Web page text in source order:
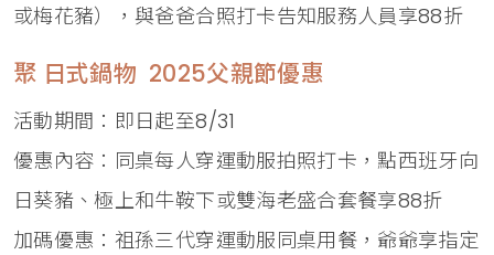
或梅花豬），與爸爸合照打卡告知服務人員享88折
聚 日式鍋物 2025父親節優惠
活動期間：即日起至8/31
優惠內容：同桌每人穿運動服拍照打卡，點西班牙向
日葵豬、極上和牛鞍下或雙海老盛合套餐享88折
加碼優惠：祖孫三代穿運動服同桌用餐，爺爺享指定